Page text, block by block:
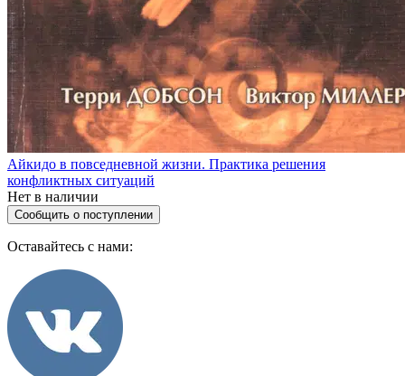
Айкидо в повседневной жизни. Практика решения
конфликтных ситуаций
Нет в наличии
Сообщить о поступлении
Оставайтесь с нами: